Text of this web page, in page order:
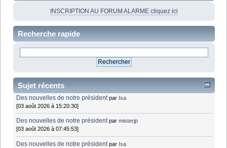
INSCRIPTION AU FORUM ALARME cliquez ici
Recherche rapide
Sujet récents
Des nouvelles de notre président par Isa
[03 août 2026 à 15:20:30]
Des nouvelles de notre président parmisterjp
[03 août 2026 à 07:45:53]
Des nouvelles de notre président par Isa